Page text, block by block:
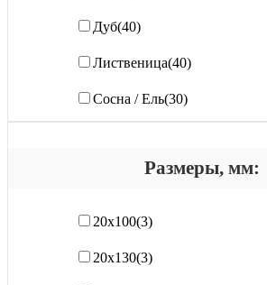
Дуб(40)
Лиственица(40)
Сосна / Ель(30)
Размеры, мм:
20х100(3)
20х130(3)